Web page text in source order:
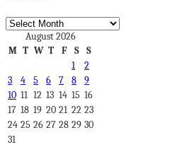
Archives
August 2026
M T W T F S
S
1
2
3
4 5 6 7 8
9
10 11 12 13 14 15 16
17 18 19 20 21 22 23
24 25 26 27 28 29 30
31